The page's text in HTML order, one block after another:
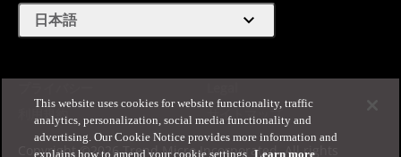
日本語 expand_more
利用規約
サイトマップ
Copyright ©2026 Trend Micro Incorporated. All rights
This website uses cookies for website functionality, traffic
analytics, personalization, social media functionality and
advertising. Our Cookie Notice provides more information and
explains how to amend your cookie settings. Learn more